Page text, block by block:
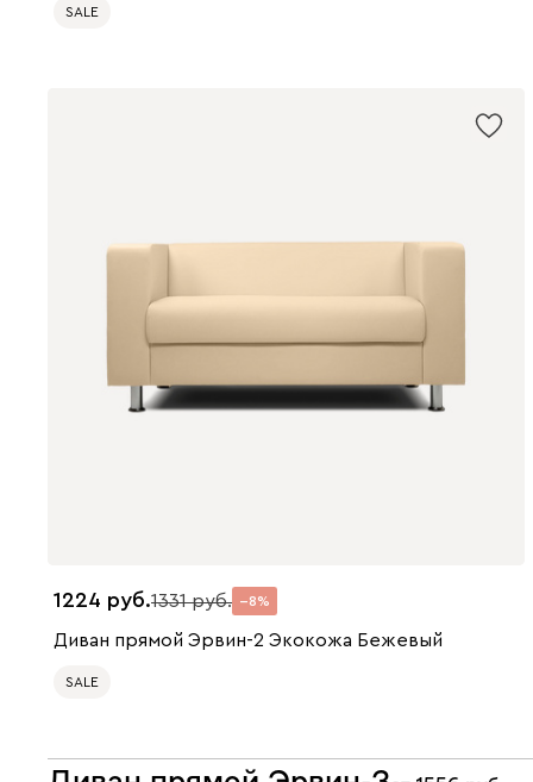
SALE
1224 1331 8
Диван прямой Эрвин-2 Экокожа Бежевый
SALE